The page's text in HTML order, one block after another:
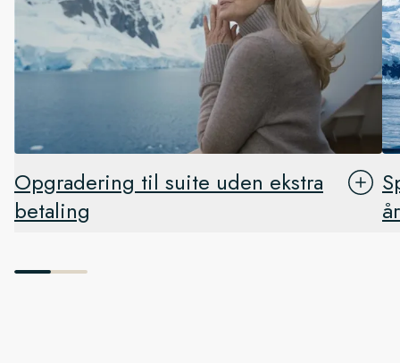
Opgradering til suite uden ekstra
betaling